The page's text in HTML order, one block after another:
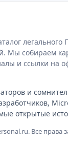
легального
Мы собираем
и ссылки на
и
открытые
Все